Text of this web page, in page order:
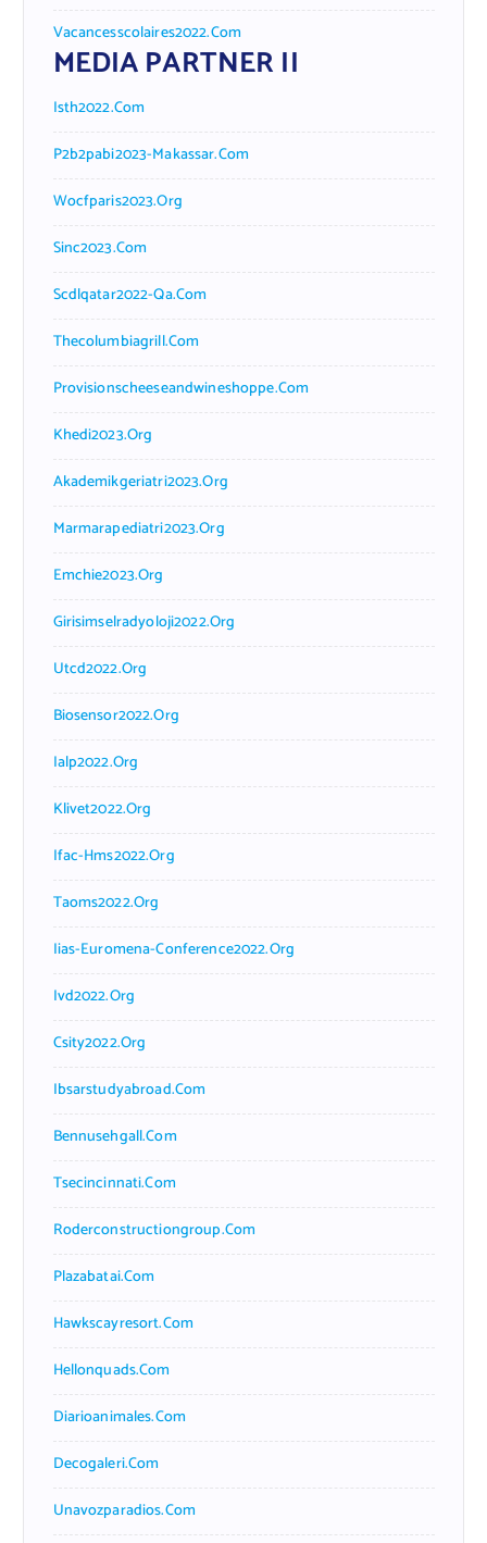
Vacancesscolaires2022.com
MEDIA PARTNER II
Isth2022.com
P2b2pabi2023-Makassar.com
Wocfparis2023.org
Sinc2023.com
Scdlqatar2022-Qa.com
Thecolumbiagrill.com
Provisionscheeseandwineshoppe.com
Khedi2023.org
Akademikgeriatri2023.org
Marmarapediatri2023.org
Emchie2023.org
Girisimselradyoloji2022.org
Utcd2022.org
Biosensor2022.org
Ialp2022.org
Klivet2022.org
Ifac-Hms2022.org
Taoms2022.org
Iias-Euromena-Conference2022.org
Ivd2022.org
Csity2022.org
Ibsarstudyabroad.com
Bennusehgall.com
Tsecincinnati.com
Roderconstructiongroup.com
Plazabatai.com
Hawkscayresort.com
Hellonquads.com
Diarioanimales.com
Decogaleri.com
Unavozparadios.com